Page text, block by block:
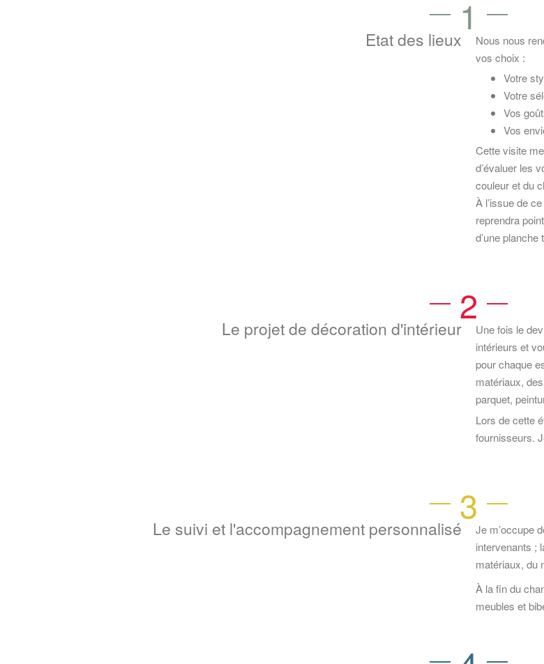
1
Etat des lieux
Nous nous
vos choix :
Votre
Votre
Vos
Vos
Cette visite
d’évaluer les
couleur et du
À l’issue de
reprendra
d’une
2
Le projet de décoration d'intérieur
Une fois le
intérieurs et
pour chaque
matériaux,
parquet,
Lors de cette
fournisseurs.
3
Le suivi et l'accompagnement personnalisé
Je m’occupe
intervenants ;
matériaux, du
À la fin du
meubles et